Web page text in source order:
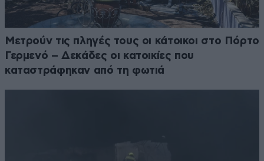
Μετρούν τις πληγές τους οι κάτοικοι στο Πόρτο
Γερμενό – Δεκάδες οι κατοικίες που
καταστράφηκαν από τη φωτιά